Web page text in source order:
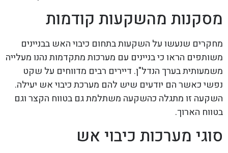
מסקנות מהשקעות קודמות
מחקרים שנעשו על השקעות בתחום כיבוי האש בבניינים
משותפים הראו כי בניינים עם מערכות מתקדמות נהנו מעלייה
משמעותית בערך הנדל"ן. דיירים רבים מדווחים על שקט
נפשי כאשר הם יודעים שיש להם מערכת כיבוי אש יעילה.
השקעה זו מתגלה כהשקעה משתלמת גם בטווח הקצר וגם
בטווח הארוך.
סוגי מערכות כיבוי אש